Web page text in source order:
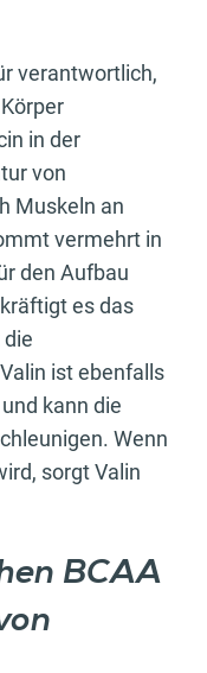
verantwortlich,
in der
von
Muskeln an
vermehrt in
den Aufbau
es das
ist ebenfalls
kann die
Wenn
sorgt Valin
BCAA